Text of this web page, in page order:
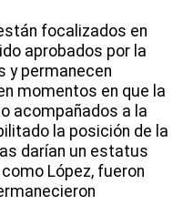
focalizados en
aprobados por la
y permanecen
momentos en que la
acompañados a la
la posición de la
darían un estatus
como López, fueron